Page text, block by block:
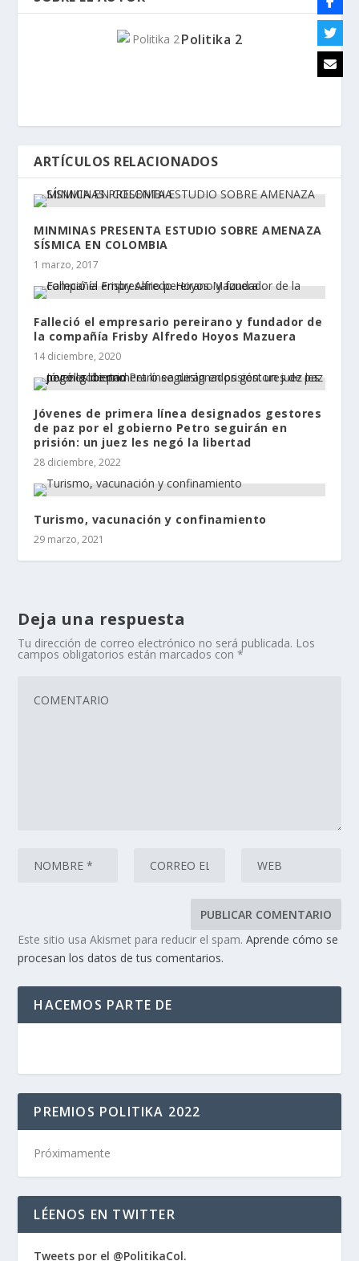
Politika 2
ARTÍCULOS RELACIONADOS
MINMINAS PRESENTA ESTUDIO SOBRE AMENAZA
SÍSMICA EN COLOMBIA
1 marzo, 2017
Falleció el empresario pereirano y fundador de
la compañía Frisby Alfredo Hoyos Mazuera
14 diciembre, 2020
Jóvenes de primera línea designados gestores
de paz por el gobierno Petro seguirán en
prisión: un juez les negó la libertad
28 diciembre, 2022
Turismo, vacunación y confinamiento
29 marzo, 2021
Deja una respuesta
Tu dirección de correo electrónico no será publicada. Los
campos obligatorios están marcados con*
Este sitio usa Akismet para reducir el spam.Aprende cómo se
procesan los datos de tus comentarios.
HACEMOS PARTE DE
PREMIOS POLITIKA 2022
Próximamente
LÉENOS EN TWITTER
Tweets por el @PolitikaCol.